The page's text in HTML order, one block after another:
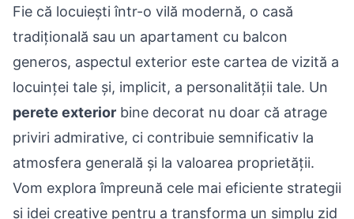
Fie că locuiești într-o vilă modernă, o casă
tradițională sau un apartament cu balcon
generos, aspectul exterior este cartea de vizită a
locuinței tale și, implicit, a personalității tale. Un
perete exterior bine decorat nu doar că atrage
priviri admirative, ci contribuie semnificativ la
atmosfera generală și la valoarea proprietății.
Vom explora împreună cele mai eficiente strategii
și idei creative pentru a transforma un simplu zid